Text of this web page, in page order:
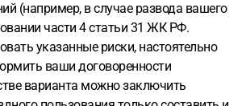
(например, в случае развода вашего
части 4 статьи 31 ЖК РФ.
указанные риски, настоятельно
ваши договоренности
варианта можно заключить